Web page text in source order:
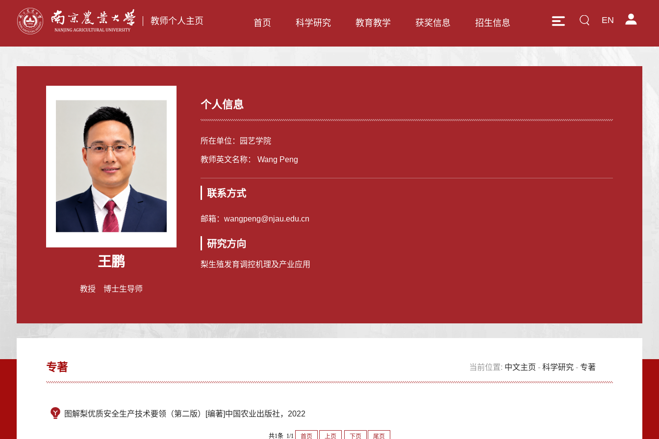
教师个人主页 EN
首页 科学研究 教育教学 获奖信息 招生信息
王鹏
教授 博士生导师
个人信息
所在单位：园艺学院
教师英文名称： Wang Peng
联系方式
邮箱： wangpeng@njau.edu.cn
研究方向
梨生殖发育调控机理及产业应用
专著 当前位置: 中文主页 -科学研究 - 专著
图解梨优质安全生产技术要领（第二版）[编著]中国农业出版社，2022
共1条 1/1 首页 上页 下页 尾页